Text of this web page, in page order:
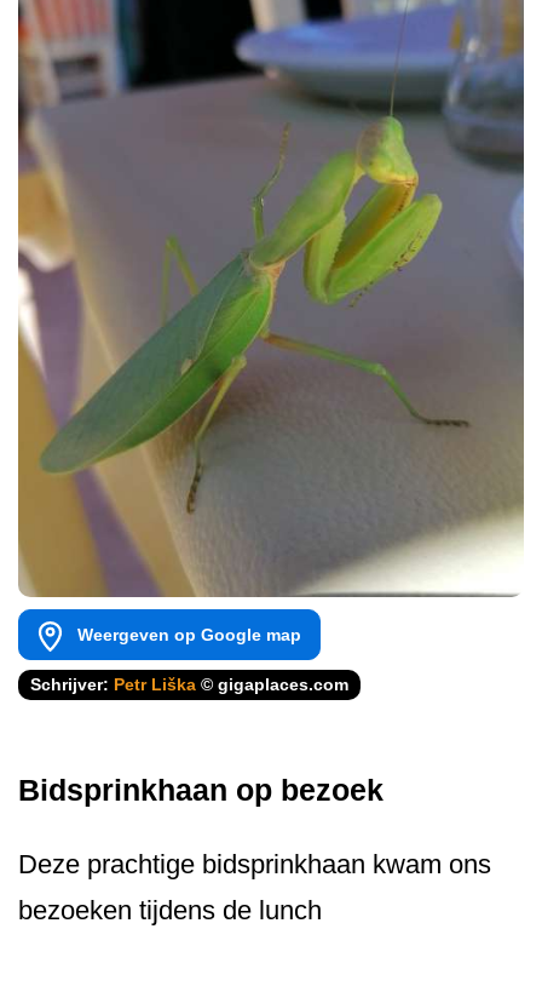
Weergeven op Google map
Schrijver: Petr Liška © gigaplaces.com
Bidsprinkhaan op bezoek
Deze prachtige bidsprinkhaan kwam ons
bezoeken tijdens de lunch